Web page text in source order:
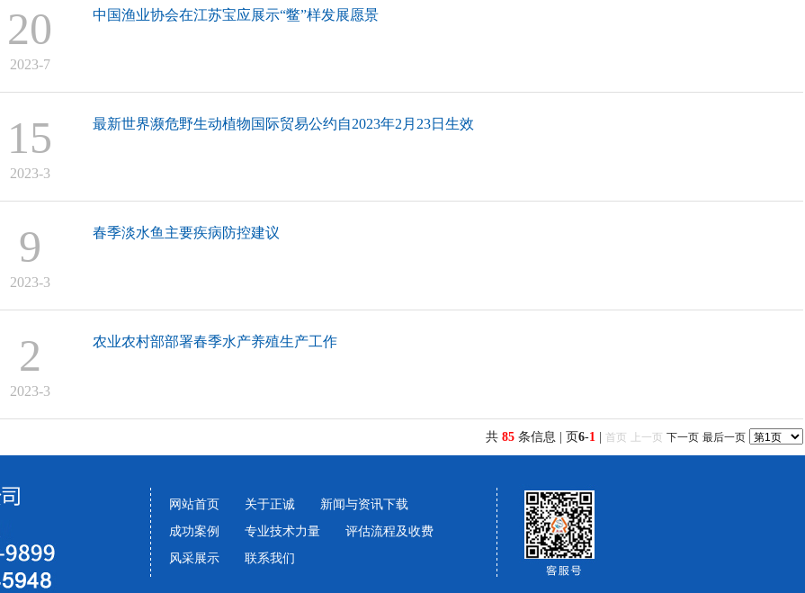
20
2023-7
中国渔业协会在江苏宝应展示“鳖”样发展愿景
15
2023-3
最新世界濒危野生动植物国际贸易公约自2023年2月23日生效
9
2023-3
春季淡水鱼主要疾病防控建议
2
2023-3
农业农村部部署春季水产养殖生产工作
共 85 条信息 | 页6-1 首页 上一页 下一页 最后一页
网站首页 关于正诚
新闻与资讯下载
成功案例
专业技术力量
评估流程及收费
风采展示
联系我们